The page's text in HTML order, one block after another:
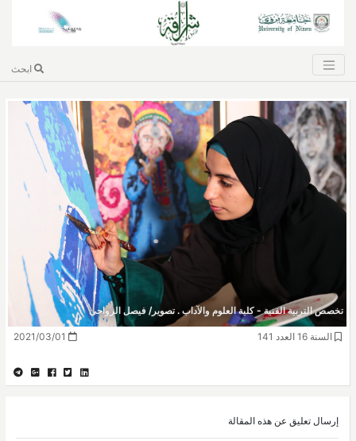
ابحث
تخصص التربية الفنية - كلية العلوم والآداب . تصوير/ فيصل الرواحي
السنة 16 العدد 141
إرسال تعليق عن هذه المقالة